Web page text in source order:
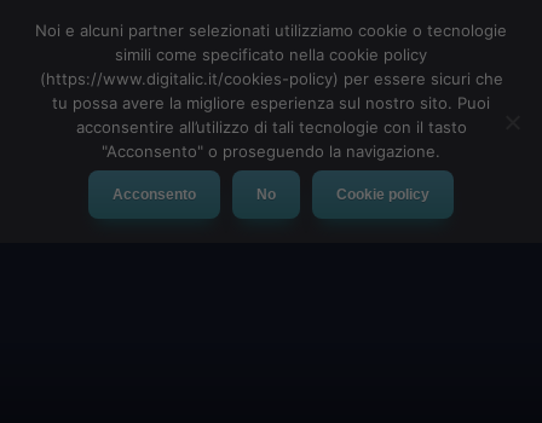
MENU
Noi e alcuni partner selezionati utilizziamo cookie o tecnologie
simili come specificato nella cookie policy
(https://www.digitalic.it/cookies-policy) per essere sicuri che
tu possa avere la migliore esperienza sul nostro sito. Puoi
acconsentire all’utilizzo di tali tecnologie con il tasto
"Acconsento" o proseguendo la navigazione.
Acconsento No Cookie policy